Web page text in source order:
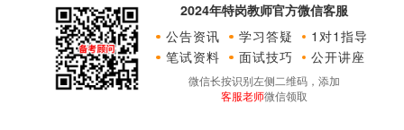
2024年特岗教师官方微信客服
公告资讯
学习答疑
1对1指导
笔试资料
面试技巧 公开讲座
微信长按识别左侧二维码，添加
客服老师微信领取